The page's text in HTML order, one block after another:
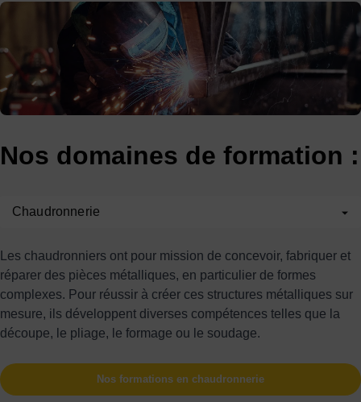
Nos domaines de formation :
Chaudronnerie
Les chaudronniers ont pour mission de concevoir, fabriquer et
réparer des pièces métalliques, en particulier de formes
complexes. Pour réussir à créer ces structures métalliques sur
mesure, ils développent diverses compétences telles que la
découpe, le pliage, le formage ou le soudage.
Nos formations en chaudronnerie